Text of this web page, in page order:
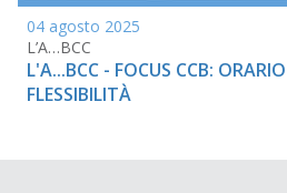
04 agosto 2025
L’A…BCC
L'A...BCC - FOCUS CCB:
FLESSIBILITÀ